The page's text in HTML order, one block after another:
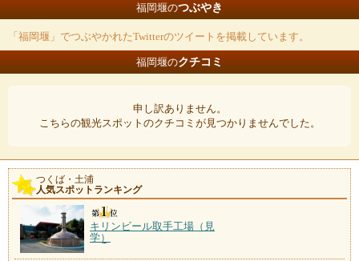
福岡堰のつぶやき
「福岡堰」でつぶやかれたTwitterのツイートを掲載しています。
福岡堰のクチコミ
申し訳ありません。
こちらの観光スポットのクチコミが見つかりませんでした。
つくば・土浦
人気スポットランキング
キリンビール取手工場（見
学）